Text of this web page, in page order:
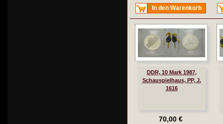
In den Warenkorb
DDR, 10 Mark 1987,
Schauspielhaus, PP, J.
1616
70,00 €